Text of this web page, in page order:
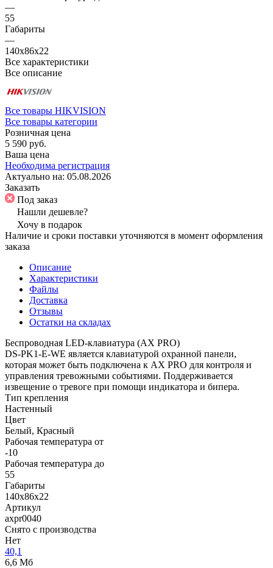
—
55
Габариты
—
140x86x22
Все характеристики
Все описание
Все товары HIKVISION
Все товары категории
Розничная цена
5 590 руб.
Ваша цена
Необходима регистрация
Актуально на: 05.08.2026
Заказать
Под заказ
Нашли дешевле?
Хочу в подарок
Наличие и сроки поставки уточняются в момент оформления
заказа
Описание
Характеристики
Файлы
Доставка
Отзывы
Остатки на складах
Беспроводная LED-клавиатура (AX PRO)
DS-PK1-E-WE является клавиатурой охранной панели,
которая может быть подключена к AX PRO для контроля и
управления тревожными событиями. Поддерживается
извещение о тревоге при помощи индикатора и бипера.
Тип крепления
Настенный
Цвет
Белый, Красный
Рабочая температура от
-10
Рабочая температура до
55
Габариты
140x86x22
Артикул
axpr0040
Снято с производства
Нет
40,1
6,6 Мб